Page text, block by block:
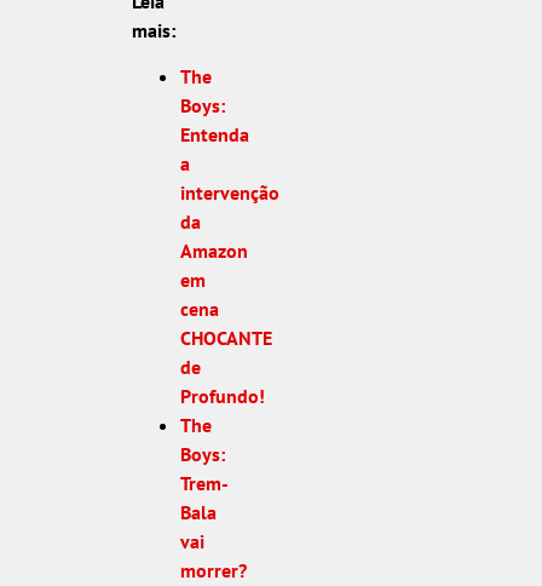
mais:
The
Boys:
Entenda
a
intervenção
da
Amazon
em
cena
CHOCANTE
de
Profundo!
The
Boys:
Trem-
Bala
vai
morrer?